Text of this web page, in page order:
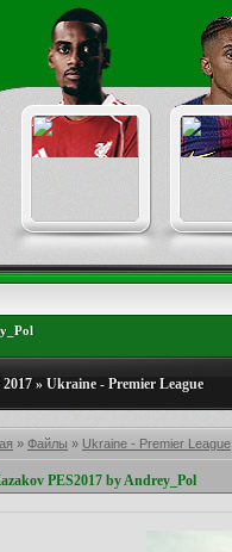
2017 » Ukraine - Premier League
» Файлы » Ukraine - Premier League
PES2017 by Andrey_Pol